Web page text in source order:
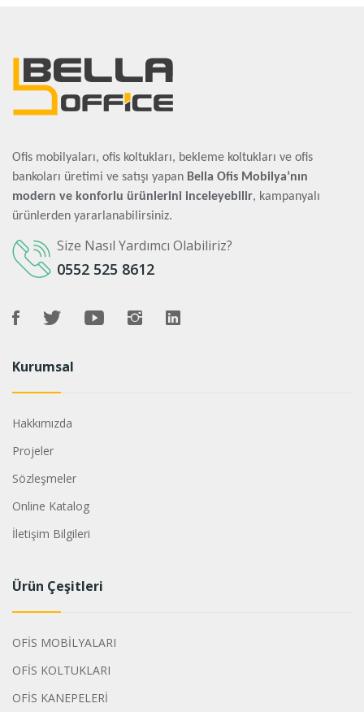
Ofis mobilyaları, ofis koltukları, bekleme koltukları ve ofis
bankoları üretimi ve satışı yapan Bella Ofis Mobilya’nın
modern ve konforlu ürünlerini inceleyebilir, kampanyalı
ürünlerden yararlanabilirsiniz.
Size Nasıl Yardımcı Olabiliriz?
0552 525 8612
Kurumsal
Hakkımızda
Projeler
Sözleşmeler
Online Katalog
İletişim Bilgileri
Ürün Çeşitleri
OFİS MOBİLYALARI
OFİS KOLTUKLARI
OFİS KANEPELERİ